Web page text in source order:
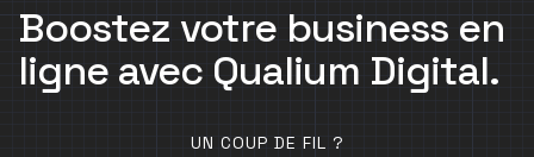
Boostez votre business en
ligne avec Qualium Digital.
UN COUP DE FIL ?